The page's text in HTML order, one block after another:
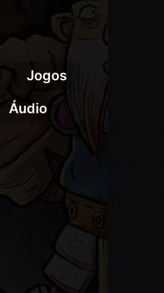
Jogos
Áudio